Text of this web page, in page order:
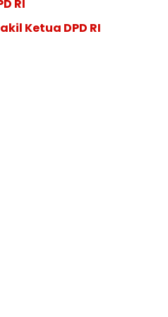
RI
Ketua DPD RI